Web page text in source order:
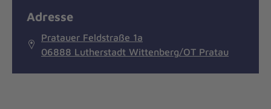
Adresse
Pratauer Feldstraße 1a
06888 Lutherstadt Wittenberg/OT Pratau